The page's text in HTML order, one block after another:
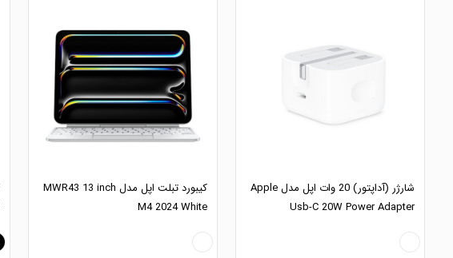
شارژر (آداپتور) 20 وات اپل مدل Apple
Usb-C 20W Power Adapter
کیبورد تبلت اپل مدل MWR43 13 inch
M4 2024 White